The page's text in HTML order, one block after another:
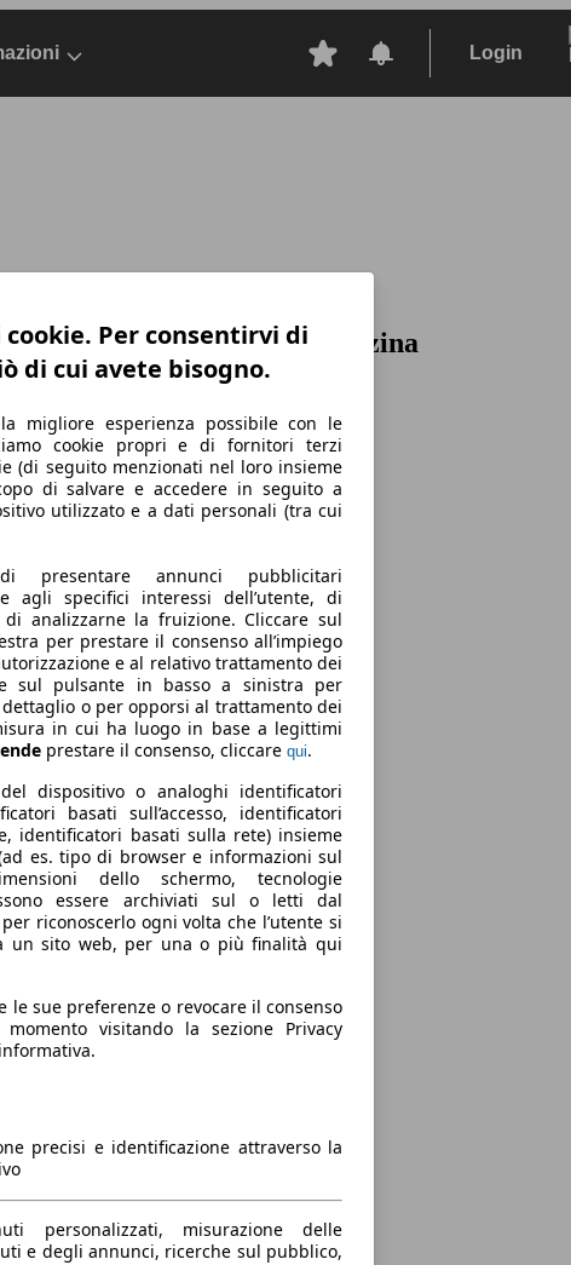
Login
3p, Dal 2021, Berlina, Benzina
Per consentirvi di
di cui avete bisogno.
migliore esperienza possibile con le
cookie propri e di fornitori terzi
(di seguito menzionati nel loro insieme
di salvare e accedere in seguito a
utilizzato e a dati personali (tra cui
presentare annunci pubblicitari
agli specifici interessi dell’utente, di
di analizzarne la fruizione. Cliccare sul
per prestare il consenso all’impiego
e al relativo trattamento dei
sul pulsante in basso a sinistra per
o per opporsi al trattamento dei
in cui ha luogo in base a legittimi
prestare il consenso, cliccare qui.
dispositivo o analoghi identificatori
basati sull’accesso, identificatori
identificatori basati sulla rete) insieme
es. tipo di browser e informazioni sul
dello schermo, tecnologie
essere archiviati sul o letti dal
riconoscerlo ogni volta che l’utente si
un sito web, per una o più finalità qui
le sue preferenze o revocare il consenso
visitando la sezione Privacy
precisi e identificazione attraverso la
personalizzati, misurazione delle
e degli annunci, ricerche sul pubblico,